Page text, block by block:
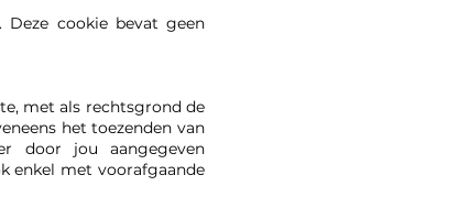
cookie bevat geen
met als rechtsgrond de
het toezenden van
door jou aangegeven
enkel met voorafgaande